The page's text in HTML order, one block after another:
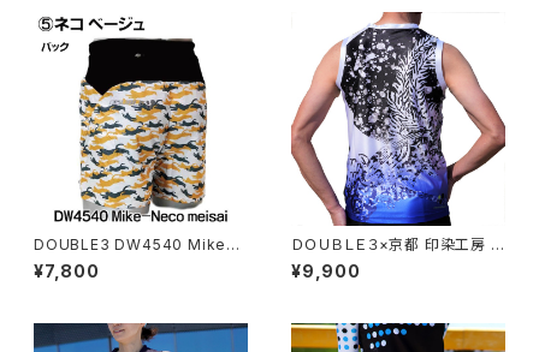
DOUBLE3 DW4540 Mike-N
eco meisai BaigexBlack ラ
ンニングパンツマルチポケット
¥7,800
ＤＯＵＢＬＥ３×京都 印染工房 ス
ギシタ MEN 鳳凰 DW3313HO
日本製 ランニングノースリーブ
¥9,900